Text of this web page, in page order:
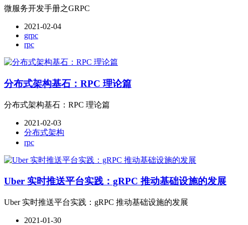
微服务开发手册之GRPC
2021-02-04
grpc
rpc
分布式架构基石：RPC 理论篇
分布式架构基石：RPC 理论篇
2021-02-03
分布式架构
rpc
Uber 实时推送平台实践：gRPC 推动基础设施的发展
Uber 实时推送平台实践：gRPC 推动基础设施的发展
2021-01-30